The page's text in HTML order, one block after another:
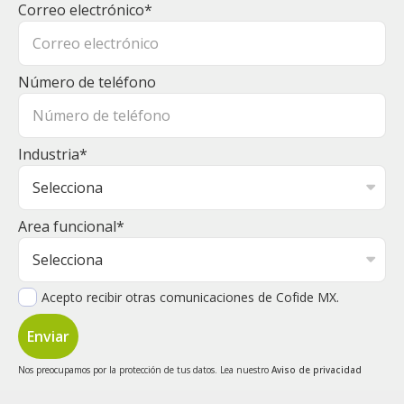
Correo electrónico*
Número de teléfono
Industria*
Area funcional*
Acepto recibir otras comunicaciones de Cofide MX.
Nos preocupamos por la protección de tus datos. Lea nuestro Aviso de privacidad